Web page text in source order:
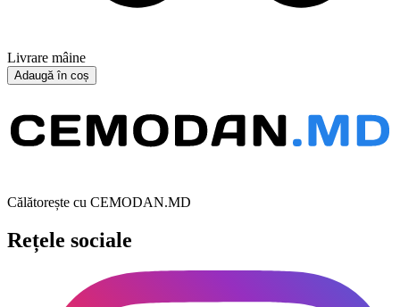
Livrare mâine
Adaugă în coș
Călătorește cu CEMODAN.MD
Rețele sociale